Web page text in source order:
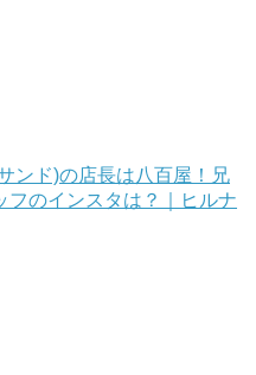
ンド)の店長は八百屋！兄
フのインスタは？｜ヒルナ